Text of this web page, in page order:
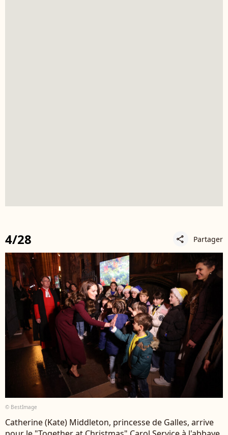
4/28 share Partager
© BestImage
Catherine (Kate) Middleton, princesse de Galles, arrive